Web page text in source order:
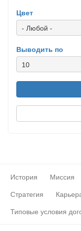
Цвет
- Любой -
Выводить по
10
История Миссия
Стратегия
Типовые условия